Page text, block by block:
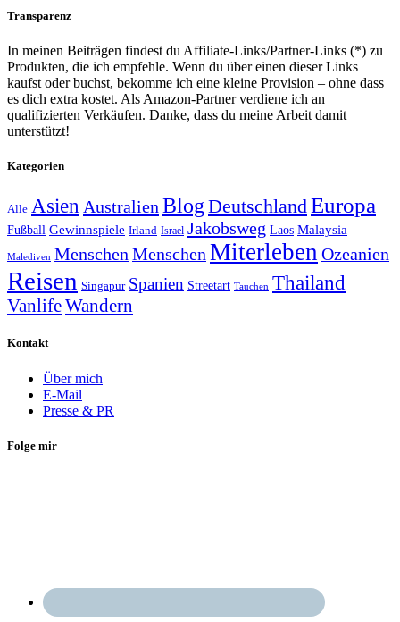
Transparenz
In meinen Beiträgen findest du Affiliate-Links/Partner-Links (*) zu
Produkten, die ich empfehle. Wenn du über einen dieser Links
kaufst oder buchst, bekomme ich eine kleine Provision – ohne dass
es dich extra kostet. Als Amazon-Partner verdiene ich an
qualifizierten Verkäufen. Danke, dass du meine Arbeit damit
unterstützt!
Kategorien
Alle Asien Australien BlogDeutschlandEuropa
Fußball Gewinnspiele Irland Israel Jakobsweg Laos Malaysia
Malediven Menschen Menschen Miterleben Ozeanien
Reisen Singapur Spanien Streetart Tauchen Thailand
VanlifeWandern
Kontakt
Über mich
E-Mail
Presse & PR
Folge mir